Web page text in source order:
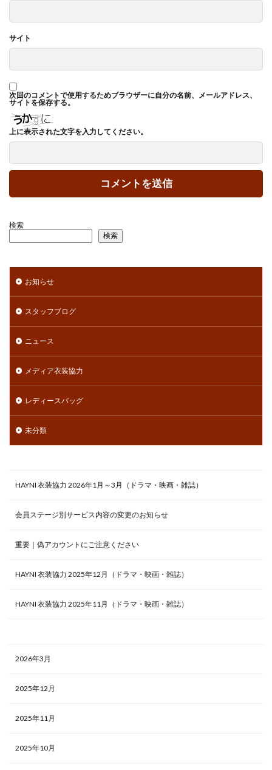
サイト
次回のコメントで使用するためブラウザーに自分の名前、メールアドレス、
サイトを保存する。
上に表示された文字を入力してください。
検索
検索
お知らせ
スタッフブログ
ニュース
メディア衣装協力
レディースバッグ
未分類
HAYNI 衣装協力 2026年1月～3月（ドラマ・映画・雑誌）
会員ステージ別サービス内容の変更のお知らせ
重要｜偽アカウントにご注意ください
HAYNI 衣装協力 2025年12月（ドラマ・映画・雑誌）
HAYNI 衣装協力 2025年11月（ドラマ・映画・雑誌）
2026年3月
2025年12月
2025年11月
2025年10月